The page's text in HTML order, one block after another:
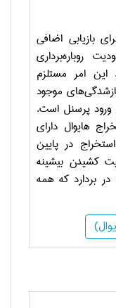
بازیابی اضافی
امر مستلزم
موجود
ورود پرسنل است.
هایوال دارای
در پایین
کشیدن بیشینه
بردارد که همه